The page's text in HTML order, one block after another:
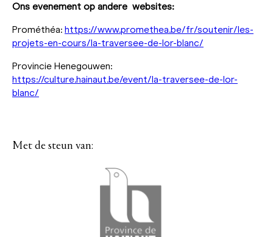
Ons evenement op andere websites:
Prométhéa: https://www.promethea.be/fr/soutenir/les-
projets-en-cours/la-traversee-de-lor-blanc/
Provincie Henegouwen:
https://culture.hainaut.be/event/la-traversee-de-lor-
blanc/
Met de steun van: